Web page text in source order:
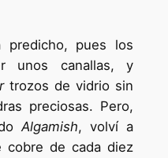
pues los
unos canallas, y
trozos de vidrio sin
preciosas. Pero,
Algamish, volví a
cobre de cada diez